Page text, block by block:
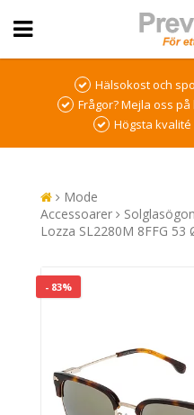
Hälsokost och
Frågor? Mejla oss
Högsta
Mode
Accessoarer
Solglasögon
Lozza SL2280M 8FFG 53
- 83%